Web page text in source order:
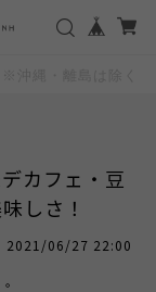
カフェ・豆
しさ！
2021/06/27 22:00